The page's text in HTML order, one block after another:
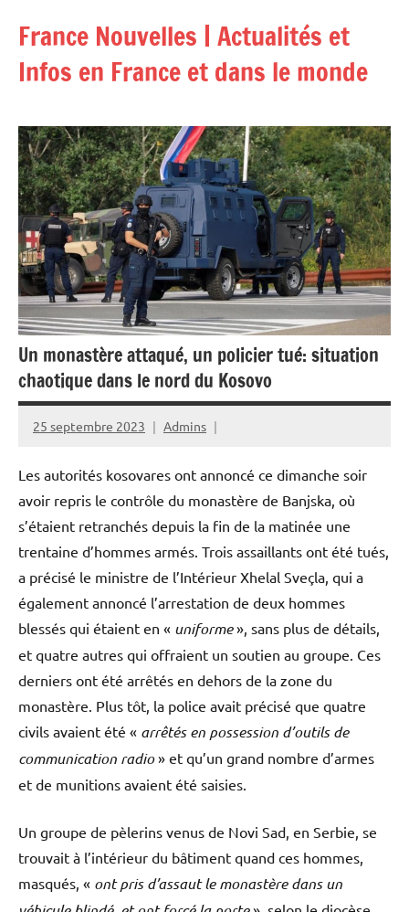
contenu
France Nouvelles | Actualités et
Infos en France et dans le monde
Un monastère attaqué, un policier tué: situation
chaotique dans le nord du Kosovo
25 septembre 2023 Admins
Les autorités kosovares ont annoncé ce dimanche soir
avoir repris le contrôle du monastère de Banjska, où
s’étaient retranchés depuis la fin de la matinée une
trentaine d’hommes armés. Trois assaillants ont été tués,
a précisé le ministre de l’Intérieur Xhelal Sveçla, qui a
également annoncé l’arrestation de deux hommes
blessés qui étaient en « uniforme», sans plus de détails,
et quatre autres qui offraient un soutien au groupe. Ces
derniers ont été arrêtés en dehors de la zone du
monastère. Plus tôt, la police avait précisé que quatre
civils avaient été « arrêtés en possession d’outils de
communication radio» et qu’un grand nombre d’armes
et de munitions avaient été saisies.
Un groupe de pèlerins venus de Novi Sad, en Serbie, se
trouvait à l’intérieur du bâtiment quand ces hommes,
masqués, « ont pris d’assaut le monastère dans un